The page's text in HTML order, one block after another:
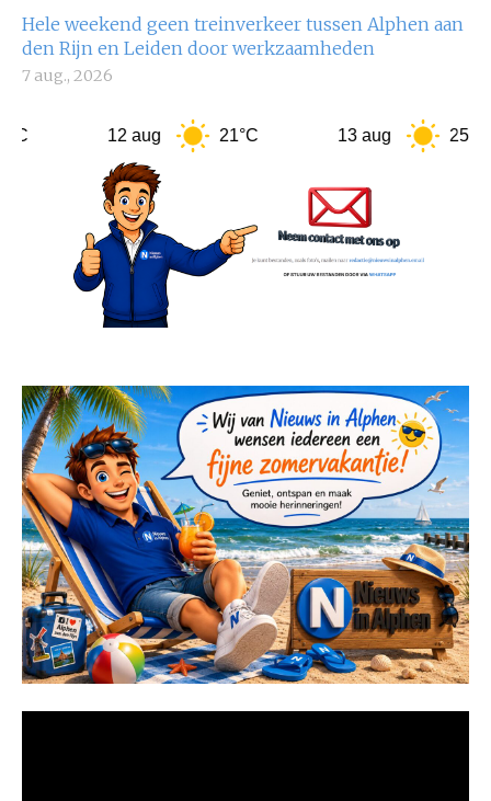
Hele weekend geen treinverkeer tussen Alphen aan
den Rijn en Leiden door werkzaamheden
7 aug., 2026
12 aug 21°C 13 aug 25°C